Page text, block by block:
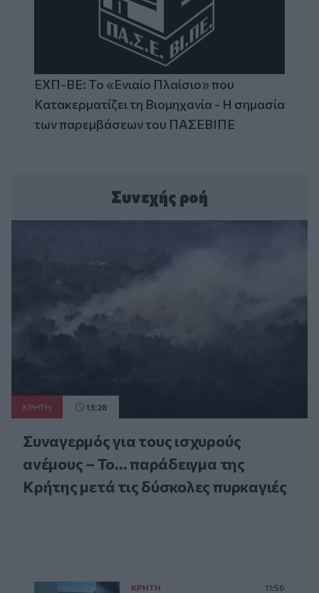
ΕΧΠ-ΒΕ: Το «Ενιαίο Πλαίσιο» που
Κατακερματίζει τη Βιομηχανία - Η σημασία
των παρεμβάσεων του ΠΑΣΕΒΙΠΕ
Συνεχής ροή
ΚΡΗΤΗ 13:28
Συναγερμός για τους ισχυρούς
ανέμους – Το... παράδειγμα της
Κρήτης μετά τις δύσκολες πυρκαγιές
ΚΡΗΤΗ 11:56